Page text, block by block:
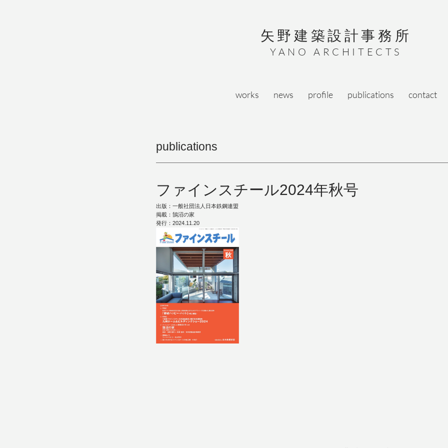
矢野建築設計事務所
YANO ARCHITECTS
works news profile publications contact
publications
ファインスチール2024年秋号
出版：一般社団法人日本鉄鋼連盟
掲載：鵠沼の家
発行：2024.11.20